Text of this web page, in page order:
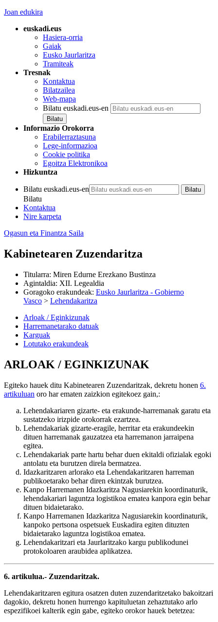
Joan edukira
euskadi.eus
Hasiera-orria
Gaiak
Eusko Jaurlaritza
Tramiteak
Tresnak
Kontaktua
Bilatzailea
Web-mapa
Bilatu euskadi.eus-en
Informazio Orokorra
Erabilerraztasuna
Lege-informazioa
Cookie politika
Egoitza Elektronikoa
Hizkuntza
Bilatu euskadi.eus-en
Bilatu
Kontaktua
Nire karpeta
Ogasun eta Finantza Saila
Kabinetearen Zuzendaritza
Titularra: Miren Edurne Erezkano Bustinza
Agintaldia: XII. Legealdia
Goragoko erakundeak: Eusko Jaurlaritza - Gobierno
Vasco > Lehendakaritza
Arloak / Eginkizunak
Harremanetarako datuak
Karguak
Lotutako erakundeak
ARLOAK / EGINKIZUNAK
Egiteko hauek ditu Kabinetearen Zuzendaritzak, dekretu honen 6.
artikuluan oro har ematen zaizkion egitekoez gain,:
Lehendakariaren gizarte- eta erakunde-harremanak garatu eta
sustatzeko irizpide orokorrak ezartzea.
Lehendakariak gizarte-eragile, herritar eta erakundeekin
dituen harremanak gauzatzea eta harremanon jarraipena
egitea.
Lehendakariak parte hartu behar duen ekitaldi ofizialak egoki
antolatu eta burutzen direla bermatzea.
Idazkaritzaren arlorako eta Lehendakaritzaren harreman
publikoetarako behar diren ekintzak burutzea.
Kanpo Harremanen Idazkaritza Nagusiarekin koordinaturik,
lehendakariari laguntza logistikoa ematea kanpora egin behar
dituen bidaietarako.
Kanpo Harremanen Idazkaritza Nagusiarekin koordinaturik,
kanpoko pertsona ospetsuek Euskadira egiten dituzten
bidaietarako laguntza logistikoa ematea.
Lehendakaritzari eta Jaurlaritzako kargu publikodunei
protokoloaren araubidea aplikatzea.
6. artikulua.- Zuzendaritzak.
Lehendakaritzaren egitura osatzen duten zuzendaritzetako bakoitzari
dagokio, dekretu honen hurrengo kapituluetan zehaztutako arlo
espezifikoei kalterik egin gabe, egiteko orokor hauek betetzea: